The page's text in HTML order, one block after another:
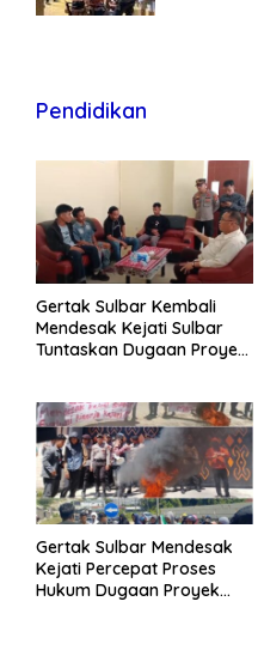
Pendidikan
Gertak Sulbar Kembali
Mendesak Kejati Sulbar
Tuntaskan Dugaan Proyek
Gertak Sulbar Mendesak
Kejati Percepat Proses
Hukum Dugaan Proyek